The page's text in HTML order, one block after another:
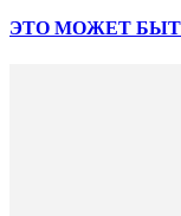
ЭТО МОЖЕТ